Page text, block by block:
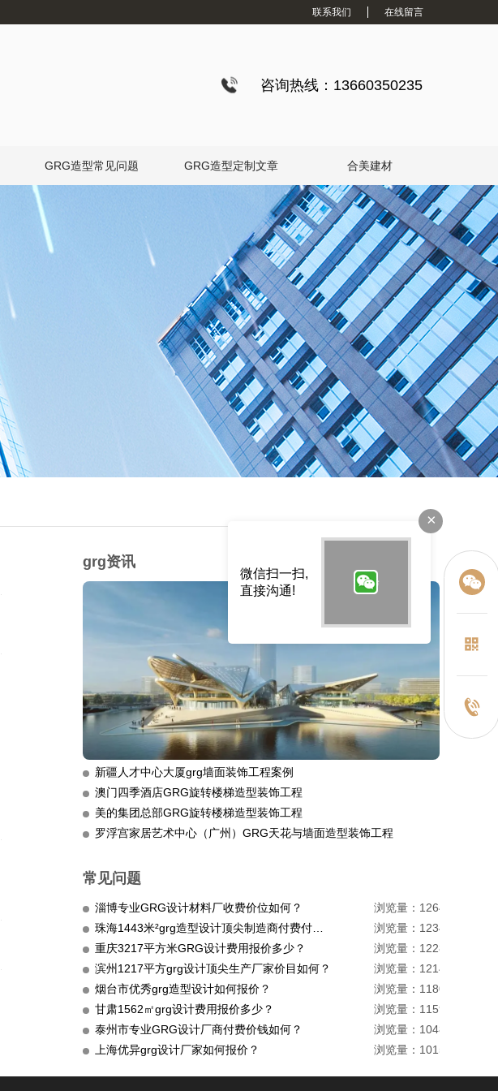
联系我们 在线留言
咨询热线：13660350235
GRG造型常见问题 GRG造型定制文章 合美建材
grg资讯
新疆人才中心大厦grg墙面装饰工程案例
澳门四季酒店GRG旋转楼梯造型装饰工程
美的集团总部GRG旋转楼梯造型装饰工程
罗浮宫家居艺术中心（广州）GRG天花与墙面造型装饰工程
常见问题
淄博专业GRG设计材料厂收费价位如何？
浏览量：1264
浏览量：1234
重庆3217平方米GRG设计费用报价多少？
浏览量：1228
滨州1217平方grg设计顶尖生产厂家价目如何？
浏览量：1214
烟台市优秀grg造型设计如何报价？
浏览量：1180
甘肃1562㎡grg设计费用报价多少？
浏览量：1159
泰州市专业GRG设计厂商付费价钱如何？
浏览量：1048
上海优异grg设计厂家如何报价？
浏览量：1015
×
微信扫一扫,
直接沟通!